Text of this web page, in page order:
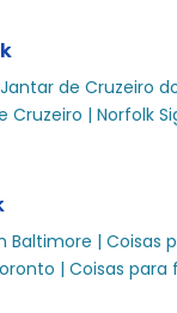
Eventos Escolares
seniores em
Norfolk - Jantar
Experiências da
Jantar de Cruzeiro
Cruzeiro | Norfolk
Baltimore | Coisas
| Coisas para